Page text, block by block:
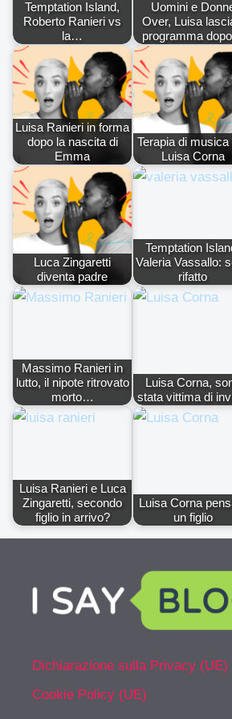
Temptation Island,
Roberto Ranieri vs
la…
Uomini e
Over, Luisa
programma
Luisa Ranieri in forma
dopo la nascita di
Emma
Terapia di musica
Luisa Corna
Luca Zingaretti
diventa padre
Temptation
Valeria Vassallo:
rifatto
Massimo Ranieri in
lutto, il nipote ritrovato
morto…
Luisa Corna,
stata vittima di
Luisa Ranieri e Luca
Zingaretti, secondo
figlio in arrivo?
Luisa Corna
un figlio
Dichiarazione sulla Privacy (UE)
Cookie Policy (UE)